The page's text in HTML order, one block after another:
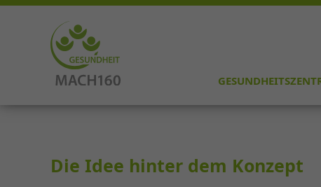
Die Idee hinter dem Konzept